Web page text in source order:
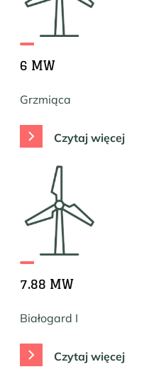
6 MW
Grzmiąca
Czytaj więcej
7.88 MW
Białogard I
Czytaj więcej